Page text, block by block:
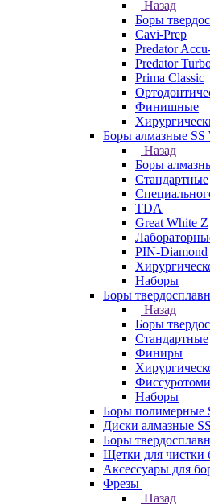
Назад
Боры
Cavi-Prep
Predator
Predator
Prima Classic
Финишные
Боры алмазные SS
Назад
Боры
Стандартные
TDA
Great White Z
PIN-Diamond
Наборы
Боры
Назад
Боры
Стандартные
Финиры
Наборы
Боры полимерные
Диски алмазные
Боры
Щетки для чистки
Аксессуары для
Фрезы
Назад